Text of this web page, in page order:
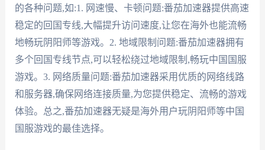
的各种问题,如:1. 网速慢、卡顿问题:番茄加速器提供高速
稳定的回国专线,大幅提升访问速度,让您在海外也能流畅
地畅玩阴阳师等游戏。2. 地域限制问题:番茄加速器拥有
多个回国专线节点,可以轻松绕过地域限制,畅玩中国国服
游戏。3. 网络质量问题:番茄加速器采用优质的网络线路
和服务器,确保网络连接质量,为您提供稳定、流畅的游戏
体验。总之,番茄加速器无疑是海外用户玩阴阳师等中国
国服游戏的最佳选择。